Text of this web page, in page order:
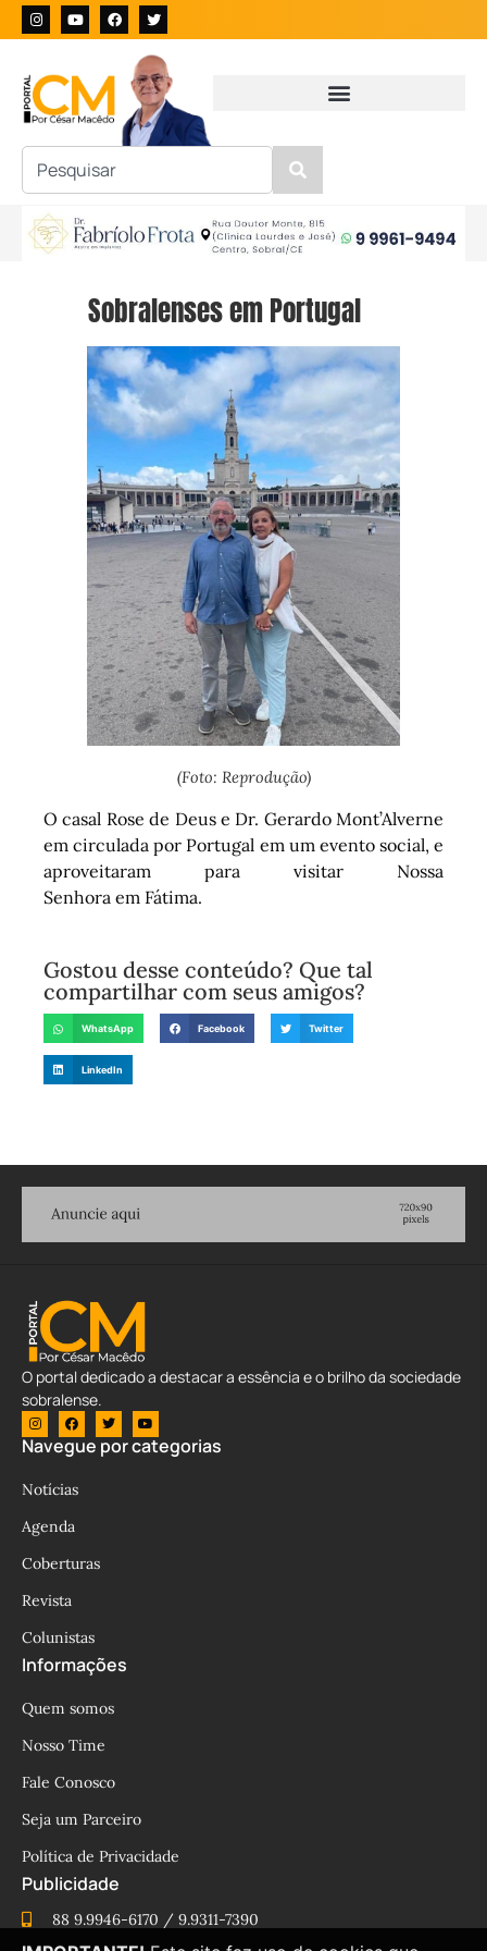
Sobralenses em Portugal
(Foto: Reprodução)
O casal Rose de Deus e Dr. Gerardo Mont’Alverne
em circulada por Portugal em um evento social, e
aproveitaram para visitar Nossa
Senhora em Fátima.
Gostou desse conteúdo? Que tal
compartilhar com seus amigos?
WhatsApp Facebook Twitter
LinkedIn
O portal dedicado a destacar a essência e o brilho da sociedade
sobralense.
Navegue por categorias
Notícias
Agenda
Coberturas
Revista
Colunistas
Informações
Quem somos
Nosso Time
Fale Conosco
Seja um Parceiro
Política de Privacidade
Publicidade
88 9.9946-6170 / 9.9311-7390